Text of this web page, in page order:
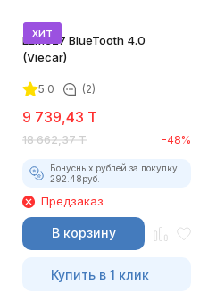
хит
ELM327 BlueTooth 4.0
(Viecar)
5.0 (2)
9 739,43 T
18 662,37 T -48%
Бонусных рублей за покупку:
292.48руб.
Предзаказ
В корзину
Купить в 1 клик